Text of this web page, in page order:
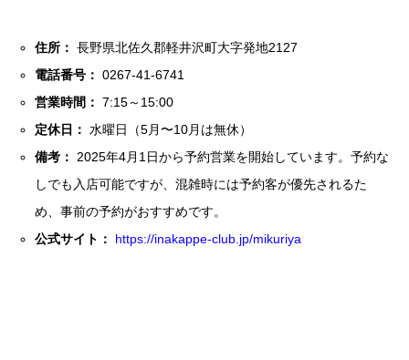
住所： 長野県北佐久郡軽井沢町大字発地2127
電話番号： 0267-41-6741
営業時間： 7:15～15:00
定休日： 水曜日（5月〜10月は無休）
備考：
2025年4月1日から予約営業を開始しています。予約な
しでも入店可能ですが、混雑時には予約客が優先されるた
め、事前の予約がおすすめです。
公式サイト：
https://inakappe-club.jp/mikuriya